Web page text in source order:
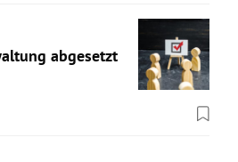
abgesetzt